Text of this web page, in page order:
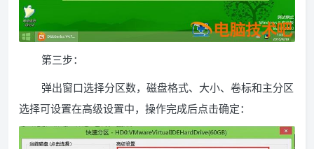
第三步：
弹出窗口选择分区数，磁盘格式、大小、卷标和主分区
选择可设置在高级设置中，操作完成后点击确定：